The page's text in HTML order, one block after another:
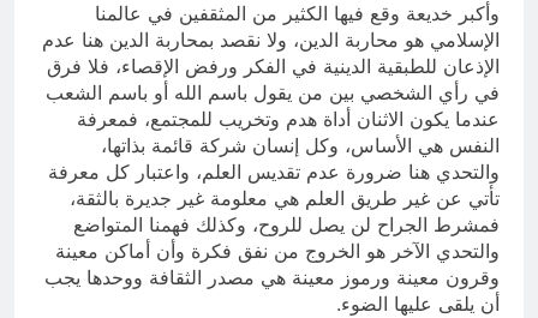
وأكبر خديعة وقع فيها الكثير من المثقفين في عالمنا
الإسلامي هو محاربة الدين، ولا نقصد بمحاربة الدين هنا عدم
الإذعان للطبقية الدينية في الفكر ورفض الإقصاء، فلا فرق
في رأي الشخصي بين من يقول باسم الله أو باسم الشعب
عندما يكون الاثنان أداة هدم وتخريب للمجتمع، فمعرفة
النفس هي الأساس، وكل إنسان شركة قائمة بذاتها،
والتحدي هنا ضرورة عدم تقديس العلم، واعتبار كل معرفة
تأتي عن غير طريق العلم هي معلومة غير جديرة بالثقة،
فمشرط الجراح لن يصل للروح، وكذلك فهمنا المتواضع
والتحدي الآخر هو الخروج من نفق فكرة وأن أماكن معينة
وقرون معينة ورموز معينة هي مصدر الثقافة ووحدها يجب
أن يلقى عليها الضوء.